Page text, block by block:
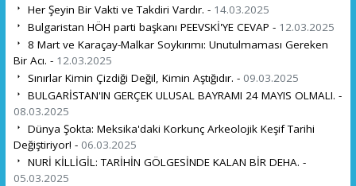
Her Şeyin Bir Vakti ve Takdiri Vardır. - 14.03.2025
Bulgaristan HÖH parti başkanı PEEVSKİ'YE CEVAP - 12.03.2025
8 Mart ve Karaçay-Malkar Soykırımı: Unutulmaması Gereken
Bir Acı. - 12.03.2025
Sınırlar Kimin Çizdiği Değil, Kimin Aştığıdır. - 09.03.2025
BULGARİSTAN'IN GERÇEK ULUSAL BAYRAMI 24 MAYIS OLMALI. -
08.03.2025
Dünya Şokta: Meksika'daki Korkunç Arkeolojik Keşif Tarihi
Değiştiriyor! - 06.03.2025
NURİ KİLLİGİL: TARİHİN GÖLGESİNDE KALAN BİR DEHA. -
05.03.2025